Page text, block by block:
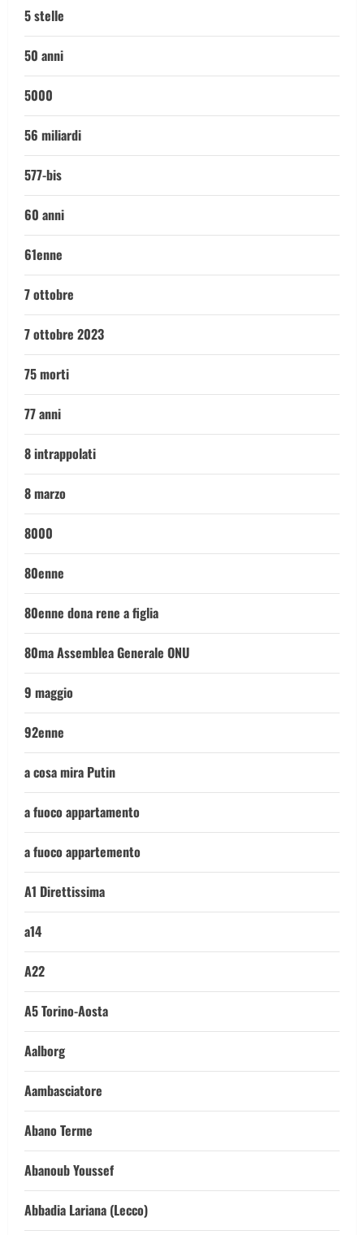
5 stelle
50 anni
5000
56 miliardi
577-bis
60 anni
61enne
7 ottobre
7 ottobre 2023
75 morti
77 anni
8 intrappolati
8 marzo
8000
80enne
80enne dona rene a figlia
80ma Assemblea Generale ONU
9 maggio
92enne
a cosa mira Putin
a fuoco appartamento
a fuoco appartemento
A1 Direttissima
a14
A22
A5 Torino-Aosta
Aalborg
Aambasciatore
Abano Terme
Abanoub Youssef
Abbadia Lariana (Lecco)